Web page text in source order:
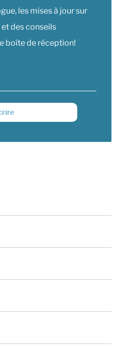
les mises à jour sur
des conseils
boîte de réception!